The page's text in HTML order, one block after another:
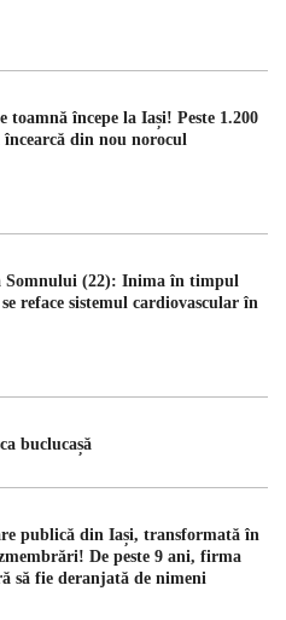
toamnă începe la Iași! Peste 1.200
încearcă din nou norocul
Somnului (22): Inima în timpul
reface sistemul cardiovascular în
buclucașă
publică din Iași, transformată în
De peste 9 ani, firma
să fie deranjată de nimeni